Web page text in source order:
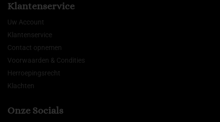
Klantenservice
Uw Account
Klantenservice
Contact opnemen
Voorwaarden & Condities
Herroepingsrecht
Klachten
Onze Socials